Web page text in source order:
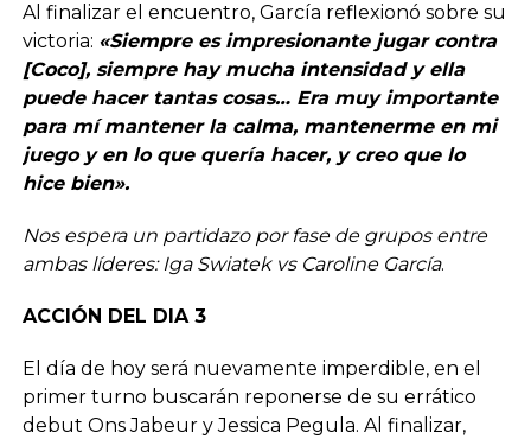
Al finalizar el encuentro, García reflexionó sobre su
victoria: «Siempre es impresionante jugar contra
[Coco], siempre hay mucha intensidad y ella
puede hacer tantas cosas… Era muy importante
para mí mantener la calma, mantenerme en mi
juego y en lo que quería hacer, y creo que lo
hice bien».
Nos espera un partidazo por fase de grupos entre
ambas líderes: Iga Swiatek vs Caroline García.
ACCIÓN DEL DIA 3
El día de hoy será nuevamente imperdible, en el
primer turno buscarán reponerse de su errático
debut Ons Jabeur y Jessica Pegula. Al finalizar,